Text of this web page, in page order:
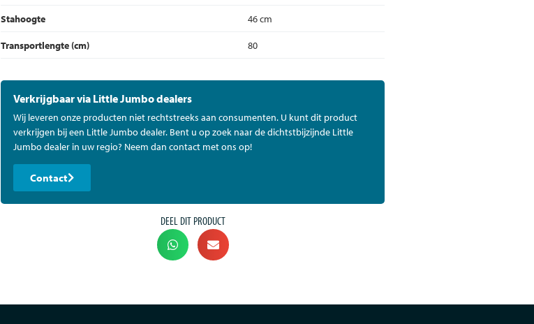
Stahoogte
46 cm
Transportlengte (cm)
80
Verkrijgbaar via Little Jumbo dealers
Wij leveren onze producten niet rechtstreeks aan consumenten. U kunt dit product
verkrijgen bij een Little Jumbo dealer. Bent u op zoek naar de dichtstbijzijnde Little
Jumbo dealer in uw regio? Neem dan contact met ons op!
Contact
DEEL DIT PRODUCT